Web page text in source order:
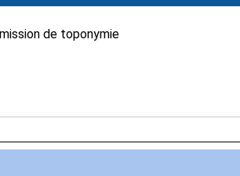
de toponymie